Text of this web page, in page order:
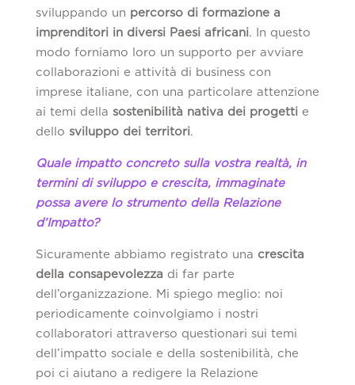
sviluppando un percorso di formazione a
imprenditori in diversi Paesi africani. In questo
modo forniamo loro un supporto per avviare
collaborazioni e attività di business con
imprese italiane, con una particolare attenzione
ai temi della sostenibilità nativa dei progettie
dello sviluppo dei territori.
Quale impatto concreto sulla vostra realtà, in
termini di sviluppo e crescita, immaginate
possa avere lo strumento della Relazione
d’Impatto?
Sicuramente abbiamo registrato una crescita
della consapevolezza di far parte
dell’organizzazione. Mi spiego meglio: noi
periodicamente coinvolgiamo i nostri
collaboratori attraverso questionari sui temi
dell’impatto sociale e della sostenibilità, che
poi ci aiutano a redigere la Relazione